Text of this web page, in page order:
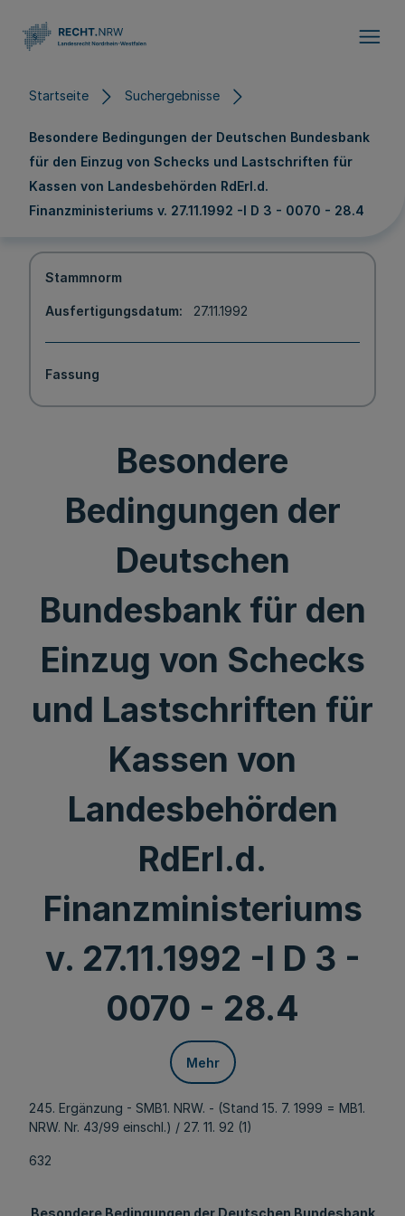
Startseite Suchergebnisse
Besondere Bedingungen der Deutschen Bundesbank
für den Einzug von Schecks und Lastschriften für
Kassen von Landesbehörden RdErl.d.
Finanzministeriums v. 27.11.1992 -I D 3 - 0070 - 28.4
Stammnorm
Ausfertigungsdatum 27.11.1992
Fassung
Besondere
Bedingungen der
Deutschen
Bundesbank für den
Einzug von Schecks
und Lastschriften für
Kassen von
Landesbehörden
RdErl.d.
Finanzministeriums
v. 27.11.1992 -I D 3 -
0070 - 28.4
Mehr
245. Ergänzung - SMB1. NRW. - (Stand 15. 7. 1999 = MB1.
NRW. Nr. 43/99 einschl.) / 27. 11. 92 (1)
632
Besondere Bedingungen der Deutschen Bundesbank